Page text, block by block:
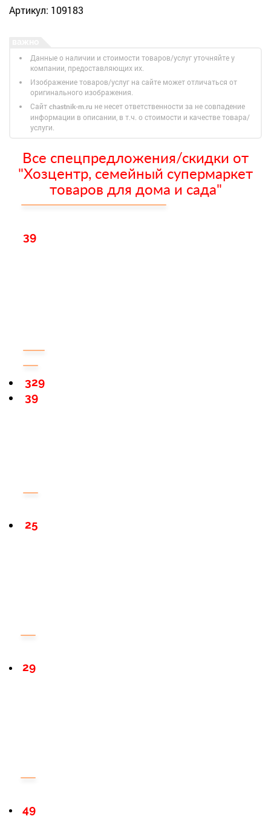
Артикул: 109183
Данные о наличии и стоимости товаров/услуг уточняйте у
компании, предоставляющих их.
Изображение товаров/услуг на сайте может отличаться от
оригинального изображения.
Сайт chastnik-m.ru не несет ответственности за не совпадение
информации в описании, в т.ч. о стоимости и качестве товара/
услуги.
Все спецпредложения/скидки от
"Хозцентр, семейный супермаркет
товаров для дома и сада"
39
39
329
25
29
49